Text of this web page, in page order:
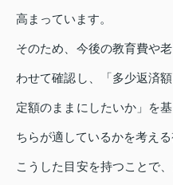
高まっています。
そのため、今後の教育費や
わせて確認し、「多少返済
定額のままにしたいか」を
ちらが適しているかを考える
こうした目安を持つことで